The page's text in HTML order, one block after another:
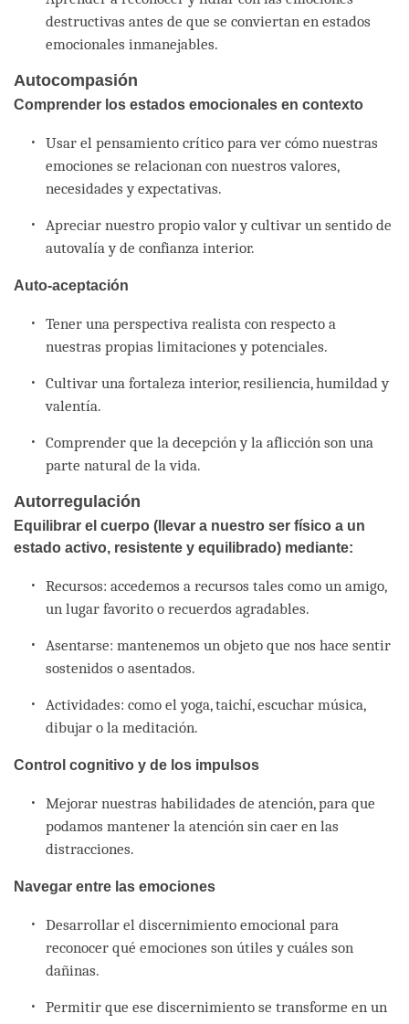
destructivas antes de que se conviertan en estados
emocionales inmanejables.
Autocompasión
Comprender los estados emocionales en contexto
Usar el pensamiento crítico para ver cómo nuestras
emociones se relacionan con nuestros valores,
necesidades y expectativas.
Apreciar nuestro propio valor y cultivar un sentido de
autovalía y de confianza interior.
Auto-aceptación
Tener una perspectiva realista con respecto a
nuestras propias limitaciones y potenciales.
Cultivar una fortaleza interior, resiliencia, humildad y
valentía.
Comprender que la decepción y la aflicción son una
parte natural de la vida.
Autorregulación
Equilibrar el cuerpo (llevar a nuestro ser físico a un
estado activo, resistente y equilibrado) mediante:
Recursos: accedemos a recursos tales como un amigo,
un lugar favorito o recuerdos agradables.
Asentarse: mantenemos un objeto que nos hace sentir
sostenidos o asentados.
Actividades: como el yoga, taichí, escuchar música,
dibujar o la meditación.
Control cognitivo y de los impulsos
Mejorar nuestras habilidades de atención, para que
podamos mantener la atención sin caer en las
distracciones.
Navegar entre las emociones
Desarrollar el discernimiento emocional para
reconocer qué emociones son útiles y cuáles son
dañinas.
Permitir que ese discernimiento se transforme en un